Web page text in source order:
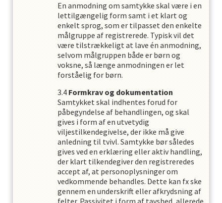
En anmodning om samtykke skal være i en
lettilgængelig form samt i et klart og
enkelt sprog, som er tilpasset den enkelte
målgruppe af registrerede. Typisk vil det
være tilstrækkeligt at lave én anmodning,
selvom målgruppen både er børn og
voksne, så længe anmodningen er let
forståelig for børn.
Formkrav og dokumentation
Samtykket skal indhentes forud for
påbegyndelse af behandlingen, og skal
gives i form af en utvetydig
viljestilkendegivelse, der ikke må give
anledning til tvivl. Samtykke bør således
gives ved en erklæring eller aktiv handling,
der klart tilkendegiver den registreredes
accept af, at personoplysninger om
vedkommende behandles. Dette kan fx ske
gennem en underskrift eller afkrydsning af
felter. Passivitet i form af tavshed, allerede